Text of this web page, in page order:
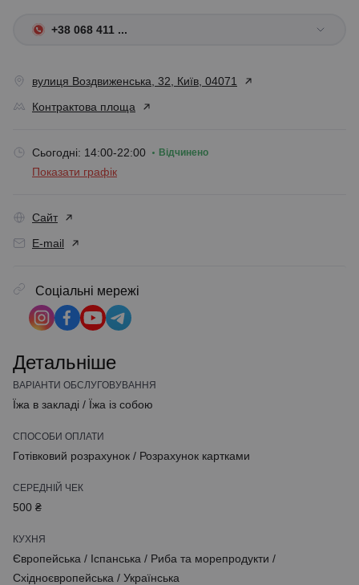
+38 068 411 ...
вулиця Воздвиженська, 32, Київ, 04071
Контрактова площа
Сьогодні: 14:00-22:00 Відчинено
Показати графік
Сайт
E-mail
Соціальні мережі
Детальніше
ВАРІАНТИ ОБСЛУГОВУВАННЯ
Їжа в закладі / Їжа із собою
СПОСОБИ ОПЛАТИ
Готівковий розрахунок / Розрахунок картками
СЕРЕДНІЙ ЧЕК
500 ₴
КУХНЯ
Європейська / Іспанська / Риба та морепродукти /
Східноєвропейська / Українська